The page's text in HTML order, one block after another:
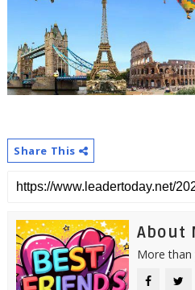
Share This
About
More than